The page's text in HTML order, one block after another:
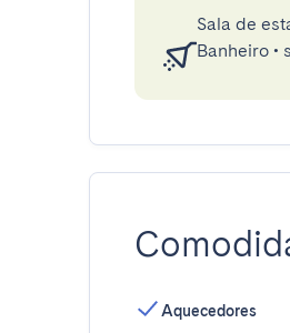
Sala de
Banheiro •
Aquecedores